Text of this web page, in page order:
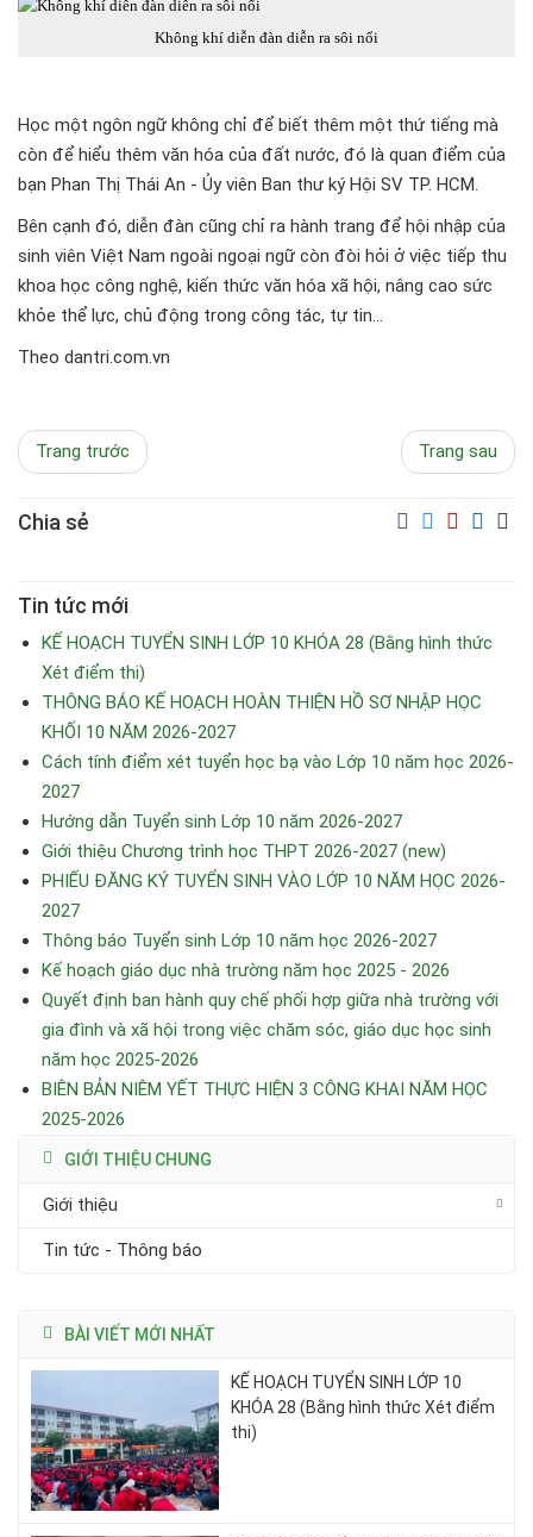
Không khí diễn đàn diễn ra sôi nổi
Học một ngôn ngữ không chỉ để biết thêm một thứ tiếng mà
còn để hiểu thêm văn hóa của đất nước, đó là quan điểm của
bạn Phan Thị Thái An - Ủy viên Ban thư ký Hội SV TP. HCM.
Bên cạnh đó, diễn đàn cũng chỉ ra hành trang để hội nhập của
sinh viên Việt Nam ngoài ngoại ngữ còn đòi hỏi ở việc tiếp thu
khoa học công nghệ, kiến thức văn hóa xã hội, nâng cao sức
khỏe thể lực, chủ động trong công tác, tự tin...
Theo dantri.com.vn
Trang trước Trang sau
Chia sẻ
Tin tức mới
KẾ HOẠCH TUYỂN SINH LỚP 10 KHÓA 28 (Bằng hình thức
Xét điểm thi)
THÔNG BÁO KẾ HOẠCH HOÀN THIỆN HỒ SƠ NHẬP HỌC
KHỐI 10 NĂM 2026-2027
Cách tính điểm xét tuyển học bạ vào Lớp 10 năm học 2026-
2027
Hướng dẫn Tuyển sinh Lớp 10 năm 2026-2027
Giới thiệu Chương trình học THPT 2026-2027 (new)
PHIẾU ĐĂNG KÝ TUYỂN SINH VÀO LỚP 10 NĂM HỌC 2026-
2027
Thông báo Tuyển sinh Lớp 10 năm học 2026-2027
Kế hoạch giáo dục nhà trường năm học 2025 - 2026
Quyết định ban hành quy chế phối hợp giữa nhà trường với
gia đình và xã hội trong việc chăm sóc, giáo dục học sinh
năm học 2025-2026
BIÊN BẢN NIÊM YẾT THỰC HIỆN 3 CÔNG KHAI NĂM HỌC
2025-2026
GIỚI THIỆU CHUNG
Giới thiệu
Tin tức - Thông báo
BÀI VIẾT MỚI NHẤT
KẾ HOẠCH TUYỂN SINH LỚP 10
KHÓA 28 (Bằng hình thức Xét điểm
thi)